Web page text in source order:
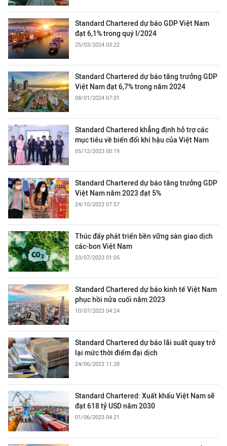
Standard Chartered dự báo GDP Việt Nam
đạt 6,1% trong quý I/2024
25/03/2024 03:22
Standard Chartered dự báo tăng trưởng GDP
Việt Nam đạt 6,7% trong năm 2024
08/01/2024 07:01
Standard Chartered khẳng định hỗ trợ các
mục tiêu về biến đổi khí hậu của Việt Nam
05/12/2023 00:19
Standard Chartered dự báo tăng trưởng GDP
Việt Nam năm 2023 đạt 5%
24/10/2023 07:57
Thúc đẩy phát triển bền vững sàn giao dịch
các-bon Việt Nam
23/07/2023 01:05
Standard Chartered dự báo kinh tế Việt Nam
phục hồi nửa cuối năm 2023
10/07/2023 04:24
Standard Chartered dự báo lãi suất quay trở
lại mức thời điểm đại dịch
24/06/2023 11:28
Standard Chartered: Xuất khẩu Việt Nam sẽ
đạt 618 tỷ USD năm 2030
01/06/2023 04:21